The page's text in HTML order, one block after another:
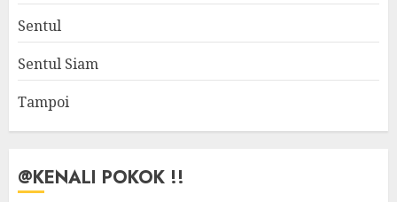
Sentul
Sentul Siam
Tampoi
@KENALI POKOK !!